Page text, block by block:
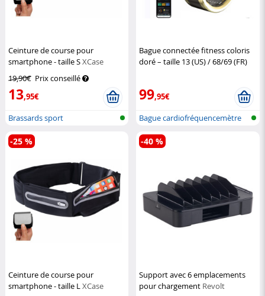
Ceinture de course pour
smartphone - taille SXCase
19,90€ Prix conseillé
13,95€
Brassards sport
Bague connectée fitness coloris
doré – taille 13 (US) / 68/69 (FR)
99,95€
Bague cardiofréquencemètre
et traqu...
Ceinture de course pour
smartphone - taille L XCase
-25 %
Support avec 6 emplacements
pour chargement Revolt
-40 %